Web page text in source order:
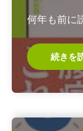
三・
2015/9
何年も前に
腰・
肩・
ひ
ざ
は
っ
て」
続きを